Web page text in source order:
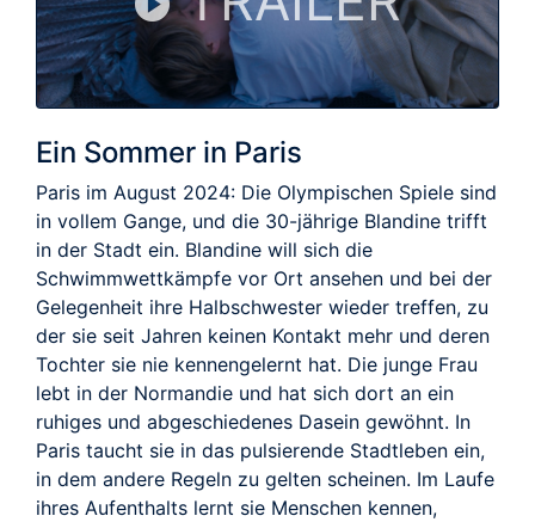
Ein Sommer in Paris
Paris im August 2024: Die Olympischen Spiele sind
in vollem Gange, und die 30-jährige Blandine trifft
in der Stadt ein. Blandine will sich die
Schwimmwettkämpfe vor Ort ansehen und bei der
Gelegenheit ihre Halbschwester wieder treffen, zu
der sie seit Jahren keinen Kontakt mehr und deren
Tochter sie nie kennengelernt hat. Die junge Frau
lebt in der Normandie und hat sich dort an ein
ruhiges und abgeschiedenes Dasein gewöhnt. In
Paris taucht sie in das pulsierende Stadtleben ein,
in dem andere Regeln zu gelten scheinen. Im Laufe
ihres Aufenthalts lernt sie Menschen kennen,